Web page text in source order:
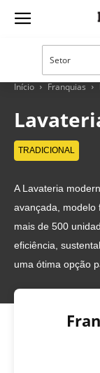
Guia
Franquias
Sucesso
Início Franquias
TRADICIONAL
A Lavateria
avançada, modelo
mais de 500
eficiência,
uma ótima opção